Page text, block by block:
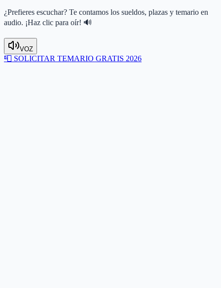
¿Prefieres escuchar? Te contamos los sueldos, plazas y temario en
audio. ¡Haz clic para oír! 🔊
VOZ
📮 SOLICITAR TEMARIO GRATIS 2026